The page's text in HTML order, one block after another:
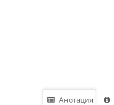
Анотация